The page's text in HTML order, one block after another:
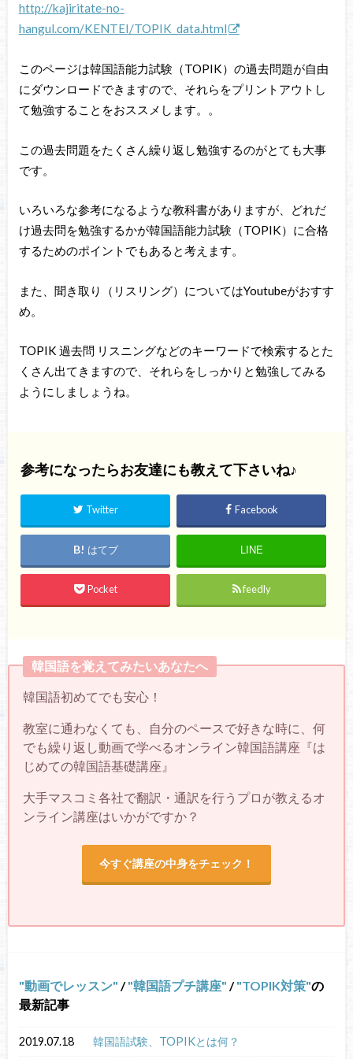
http://kajiritate-no-
hangul.com/KENTEI/TOPIK_data.html
このページは韓国語能力試験（TOPIK）の過去問題が自由
にダウンロードできますので、それらをプリントアウトし
て勉強することをおススメします。。
この過去問題をたくさん繰り返し勉強するのがとても大事
です。
いろいろな参考になるような教科書がありますが、どれだ
け過去問を勉強するかが韓国語能力試験（TOPIK）に合格
するためのポイントでもあると考えます。
また、 聞き取り（リスリング）についてはYoutubeがおすす
め。
TOPIK 過去問 リスニングなどのキーワードで検索するとた
くさん出てきますので、それらをしっかりと勉強してみる
ようにしましょうね。
参考になったらお友達にも教えて下さいね♪
Twitter Facebook
はてブ LINE
Pocket feedly
韓国語を覚えてみたいあなたへ
韓国語初めてでも安心！
教室に通わなくても、自分のペースで好きな時に、何
でも繰り返し動画で学べるオンライン韓国語講座『は
じめての韓国語基礎講座』
大手マスコミ各社で翻訳・通訳を行うプロが教えるオ
ンライン講座はいかがですか？
今すぐ講座の中身をチェック！
動画でレッスン / 韓国語プチ講座 / TOPIK対策 の
最新記事
2019.07.18 韓国語試験、TOPIKとは何？